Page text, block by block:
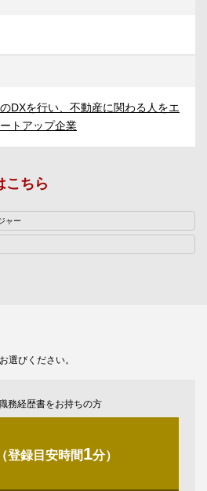
DXを行い、不動産に関わる人をエ
トアップ企業
こちら
ャー
選びください。
務経歴書をお持ちの方
登録目安時間1分）